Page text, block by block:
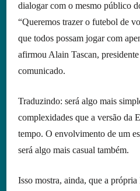
dialogar com o mesmo público
“Queremos trazer o futebol de
que todos possam jogar com
afirmou Alain Tascan,
comunicado.
Traduzindo: será algo mais
complexidades que a versão da
tempo. O envolvimento de um
será algo mais casual também.
Isso mostra, ainda, que a